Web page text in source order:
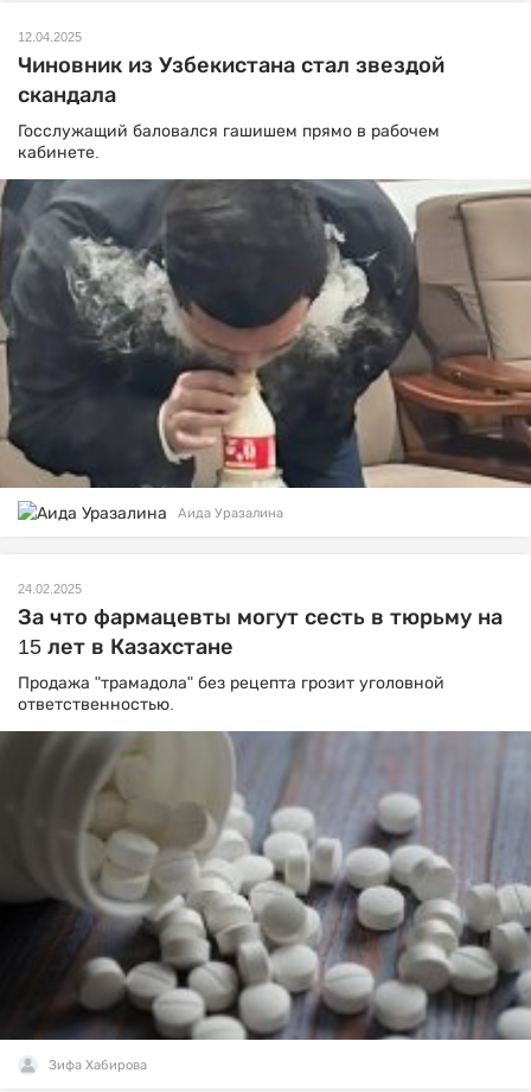
12.04.2025
Чиновник из Узбекистана стал звездой
скандала
Госслужащий баловался гашишем прямо в рабочем
кабинете.
Аида Уразалина
24.02.2025
За что фармацевты могут сесть в тюрьму на
15 лет в Казахстане
Продажа "трамадола" без рецепта грозит уголовной
ответственностью.
Зифа Хабирова